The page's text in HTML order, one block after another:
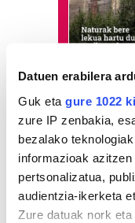
Datuen erabilera
Guk eta gure 1022
zure IP zenbakia,
bezalako
informazioak
pertsonalizatua,
audientzia-ikerketa
Zure datuak nork
Azken
1
Ernai